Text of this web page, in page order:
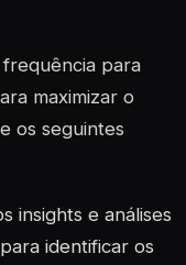
para
maximizar o
os seguintes
insights e análises
identificar os